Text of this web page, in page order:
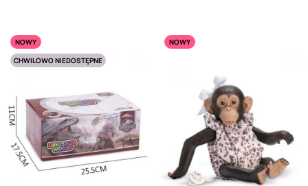
NOWY
CHWILOWO NIEDOSTĘPNE
NOWY